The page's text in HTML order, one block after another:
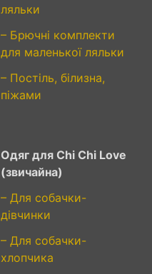
ляльки
– Брючні комплекти
для маленької ляльки
– Постіль, білизна,
піжами
Одяг для Chi Chi Love
(звичайна)
– Для собачки-
дівчинки
– Для собачки-
хлопчика